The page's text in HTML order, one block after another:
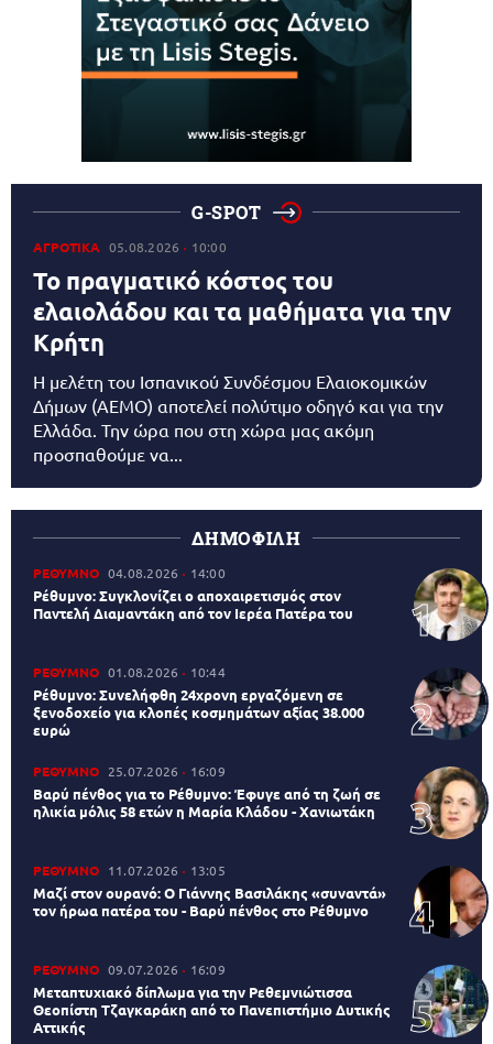
G-SPOT
ΑΓΡΟΤΙΚΑ 05.08.2026 10:00
Το πραγματικό κόστος του
ελαιολάδου και τα μαθήματα για την
Κρήτη
Η μελέτη του Ισπανικού Συνδέσμου Ελαιοκομικών
Δήμων (AEMO) αποτελεί πολύτιμο οδηγό και για την
Ελλάδα. Την ώρα που στη χώρα μας ακόμη
προσπαθούμε να...
ΔΗΜΟΦΙΛΗ
ΡΕΘΥΜΝΟ 04.08.2026 14:00
Ρέθυμνο: Συγκλονίζει ο αποχαιρετισμός στον
Παντελή Διαμαντάκη από τον Ιερέα Πατέρα του
ΡΕΘΥΜΝΟ 01.08.2026 10:44
Ρέθυμνο: Συνελήφθη 24χρονη εργαζόμενη σε
ξενοδοχείο για κλοπές κοσμημάτων αξίας 38.000
ευρώ
ΡΕΘΥΜΝΟ 25.07.2026 16:09
Βαρύ πένθος για το Ρέθυμνο: Έφυγε από τη ζωή σε
ηλικία μόλις 58 ετών η Μαρία Κλάδου - Χανιωτάκη
ΡΕΘΥΜΝΟ 11.07.2026 13:05
Μαζί στον ουρανό: Ο Γιάννης Βασιλάκης «συναντά»
τον ήρωα πατέρα του - Βαρύ πένθος στο Ρέθυμνο
ΡΕΘΥΜΝΟ 09.07.2026 16:09
Μεταπτυχιακό δίπλωμα για την Ρεθεμνιώτισσα
Θεοπίστη Τζαγκαράκη από το Πανεπιστήμιο Δυτικής
Αττικής